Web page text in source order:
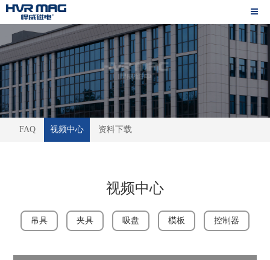
FAQ 视频中心 资料下载
视频中心
吊具 夹具 吸盘 模板 控制器